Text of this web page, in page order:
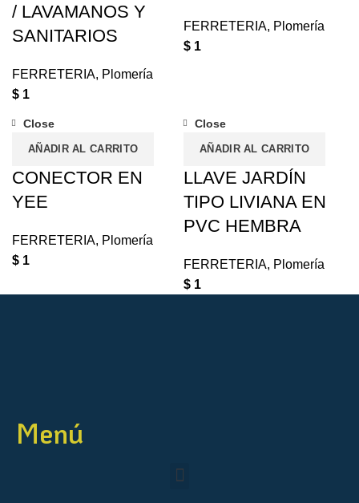
/ LAVAMANOS Y
SANITARIOS
FERRETERIA, Plomería
$ 1
FERRETERIA, Plomería
$ 1
AÑADIR AL CARRITO
Close
CONECTOR EN
YEE
FERRETERIA, Plomería
$ 1
AÑADIR AL CARRITO
Close
LLAVE JARDÍN
TIPO LIVIANA EN
PVC HEMBRA
FERRETERIA, Plomería
$ 1
Menú